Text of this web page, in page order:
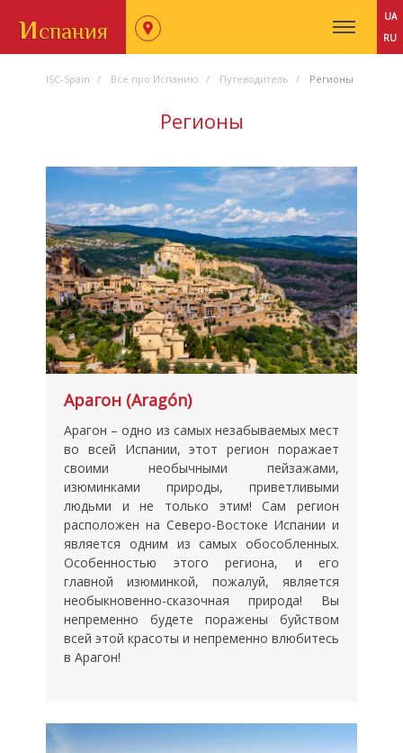
испания
UA
RU
ISC-Spain Все про Испанию Путеводитель Регионы
Регионы
Арагон (Aragón)
Арагон – одно из самых незабываемых мест
во всей Испании, этот регион поражает
своими необычными пейзажами,
изюминками природы, приветливыми
людьми и не только этим! Сам регион
расположен на Северо-Востоке Испании и
является одним из самых обособленных.
Особенностью этого региона, и его
главной изюминкой, пожалуй, является
необыкновенно-сказочная природа! Вы
непременно будете поражены буйством
всей этой красоты и непременно влюбитесь
в Арагон!